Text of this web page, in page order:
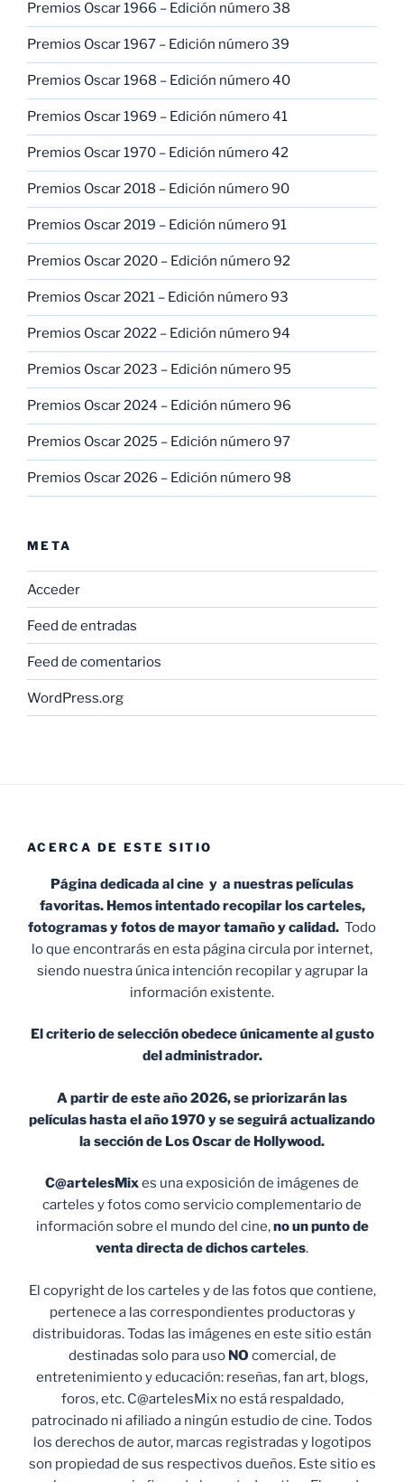
Premios Oscar 1966 – Edición número 38
Premios Oscar 1967 – Edición número 39
Premios Oscar 1968 – Edición número 40
Premios Oscar 1969 – Edición número 41
Premios Oscar 1970 – Edición número 42
Premios Oscar 2018 – Edición número 90
Premios Oscar 2019 – Edición número 91
Premios Oscar 2020 – Edición número 92
Premios Oscar 2021 – Edición número 93
Premios Oscar 2022 – Edición número 94
Premios Oscar 2023 – Edición número 95
Premios Oscar 2024 – Edición número 96
Premios Oscar 2025 – Edición número 97
Premios Oscar 2026 – Edición número 98
META
Acceder
Feed de entradas
Feed de comentarios
WordPress.org
ACERCA DE ESTE SITIO
Página dedicada al cine y a nuestras películas
favoritas. Hemos intentado recopilar los carteles,
fotogramas y fotos de mayor tamaño y calidad. Todo
lo que encontrarás en esta página circula por internet,
siendo nuestra única intención recopilar y agrupar la
información existente.
El criterio de selección obedece únicamente al gusto
del administrador.
A partir de este año 2026, se priorizarán las
películas hasta el año 1970 y se seguirá actualizando
la sección de Los Oscar de Hollywood.
C@artelesMixes una exposición de imágenes de
carteles y fotos como servicio complementario de
información sobre el mundo del cine,no un punto de
venta directa de dichos carteles.
El copyright de los carteles y de las fotos que contiene,
pertenece a las correspondientes productoras y
distribuidoras. Todas las imágenes en este sitio están
destinadas solo para uso NO comercial, de
entretenimiento y educación: reseñas, fan art, blogs,
foros, etc. C@artelesMix no está respaldado,
patrocinado ni afiliado a ningún estudio de cine. Todos
los derechos de autor, marcas registradas y logotipos
son propiedad de sus respectivos dueños. Este sitio es